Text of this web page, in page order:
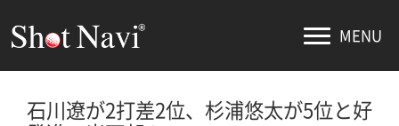
MENU
石川遼が2打差2位、杉浦悠太が5位と好